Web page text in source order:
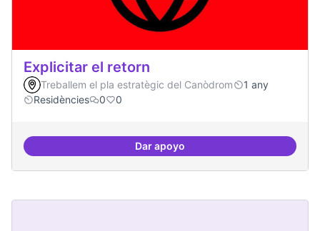
Explicitar el retorn
Treballem el pla estratègic del Canòdrom
1 any
Residències
0 0
Dar apoyoExplicitar el retorn